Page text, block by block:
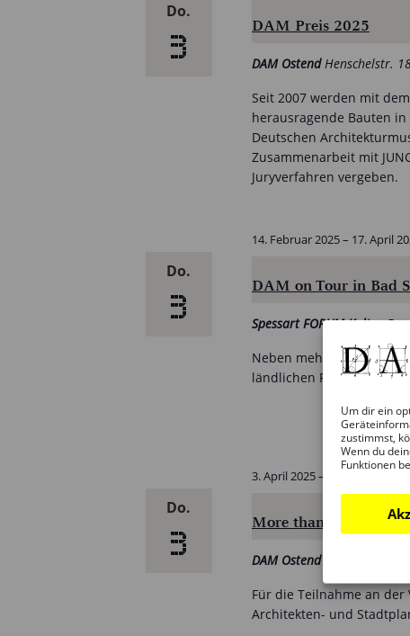
Um dir ein
zustimmst,
Wenn du
Funktionen
Do.
3
DAM Preis 2025
DAM OstendHenschelstr.
Seit 2007 werden mit
herausragende Bauten
Deutschen
Zusammenarbeit mit
Juryverfahren vergeben.
Do.
3
DAM on Tour in Bad
14. Februar 2025– 17. April
Spessart FORUM Kultur
Neben mehreren
ländlichen Räumen
Do.
3
More than Sport —
3. April 2025 – 19:00
DAM Ostend
Für die Teilnahme an
Architekten- und